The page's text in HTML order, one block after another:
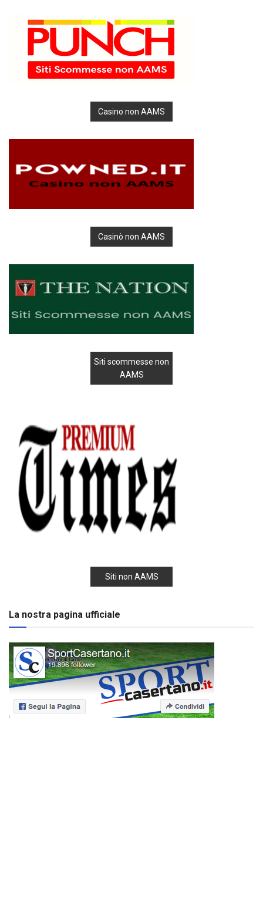
Casino non AAMS
Casinò non AAMS
Siti scommesse non
AAMS
Siti non AAMS
La nostra pagina ufficiale